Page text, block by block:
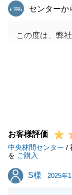
東急リバブ
センターか
この度は、弊
目について相
そして、現在
頂き、ありが
ます。
今後とも、末
お客様評価
中央林間センター /
を ご購入
S様
S様 2025年